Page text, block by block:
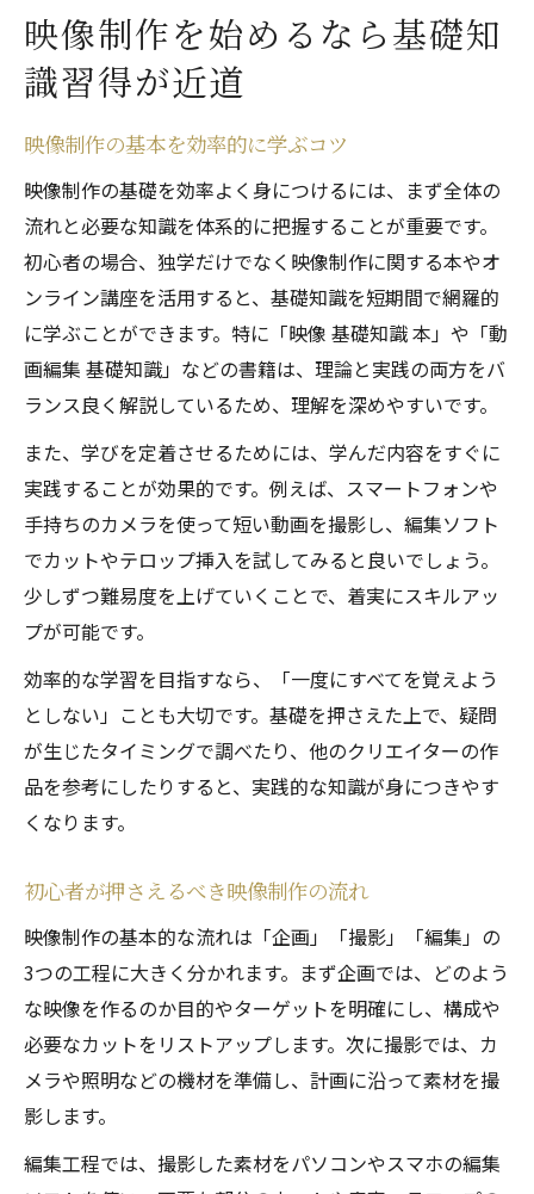
映像制作初心者に必要な基本知識まとめ
映像制作で重要なポイントと勉強法
失敗しない映像制作の基礎理解とは
映像制作に必要なスキルの全体像
映像制作に必要なスキルと勉強法を徹底解説
映像制作に必要なスキルを体系的に解説
初心者が身につけたい映像制作の勉強法
映像制作の必須知識と習得のコツ
動画編集に役立つ映像制作スキル一覧
映像制作の勉強を継続するポイント
動画編集を学ぶ上で押さえるべき基礎知識とは
映像制作に必要な動画編集の基本知識
動画編集初心者が覚えたい制作の流れ
映像制作と動画編集の違いを理解する
映像制作で編集力を高める方法
基礎から着実に身につく映像制作の勉強法
映像制作を基礎から学ぶ勉強法の選び方
映像制作知識が身につく効果的な学習術
映像制作の基礎力を伸ばす学び方
映像勉強に役立つ制作ノウハウまとめ
映像制作に向いている人の特徴と適性
映像制作に向いている人の共通点を解説
映像制作で求められる適性と必要な知識
映像制作の適性判断とスキルアップ法
映像制作を始めるなら基礎知
識習得が近道
映像制作の基本を効率的に学ぶコツ
映像制作の基礎を効率よく身につけるには、まず全体の
流れと必要な知識を体系的に把握することが重要です。
初心者の場合、独学だけでなく映像制作に関する本やオ
ンライン講座を活用すると、基礎知識を短期間で網羅的
に学ぶことができます。特に「映像 基礎知識 本」や「動
画編集 基礎知識」などの書籍は、理論と実践の両方をバ
ランス良く解説しているため、理解を深めやすいです。
また、学びを定着させるためには、学んだ内容をすぐに
実践することが効果的です。例えば、スマートフォンや
手持ちのカメラを使って短い動画を撮影し、編集ソフト
でカットやテロップ挿入を試してみると良いでしょう。
少しずつ難易度を上げていくことで、着実にスキルアッ
プが可能です。
効率的な学習を目指すなら、「一度にすべてを覚えよう
としない」ことも大切です。基礎を押さえた上で、疑問
が生じたタイミングで調べたり、他のクリエイターの作
品を参考にしたりすると、実践的な知識が身につきやす
くなります。
初心者が押さえるべき映像制作の流れ
映像制作の基本的な流れは「企画」「撮影」「編集」の
3つの工程に大きく分かれます。まず企画では、どのよう
な映像を作るのか目的やターゲットを明確にし、構成や
必要なカットをリストアップします。次に撮影では、カ
メラや照明などの機材を準備し、計画に沿って素材を撮
影します。
編集工程では、撮影した素材をパソコンやスマホの編集